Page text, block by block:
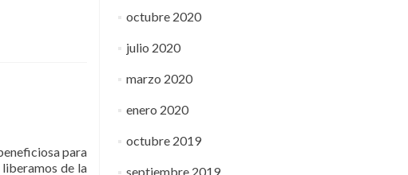
para
de la
octubre 2020
julio 2020
marzo 2020
enero 2020
octubre 2019
septiembre 2019